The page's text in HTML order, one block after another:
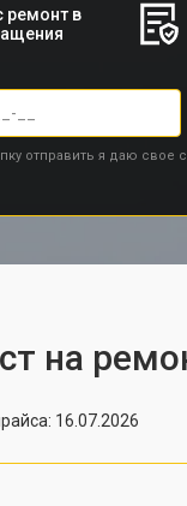
ремонт в
отправить я даю свое
на
16.07.2026